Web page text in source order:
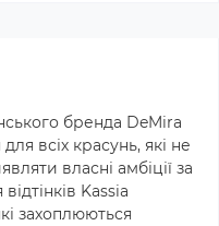
бренда DeMira
всіх красунь, які не
власні амбіції за
Kassia
захоплюються